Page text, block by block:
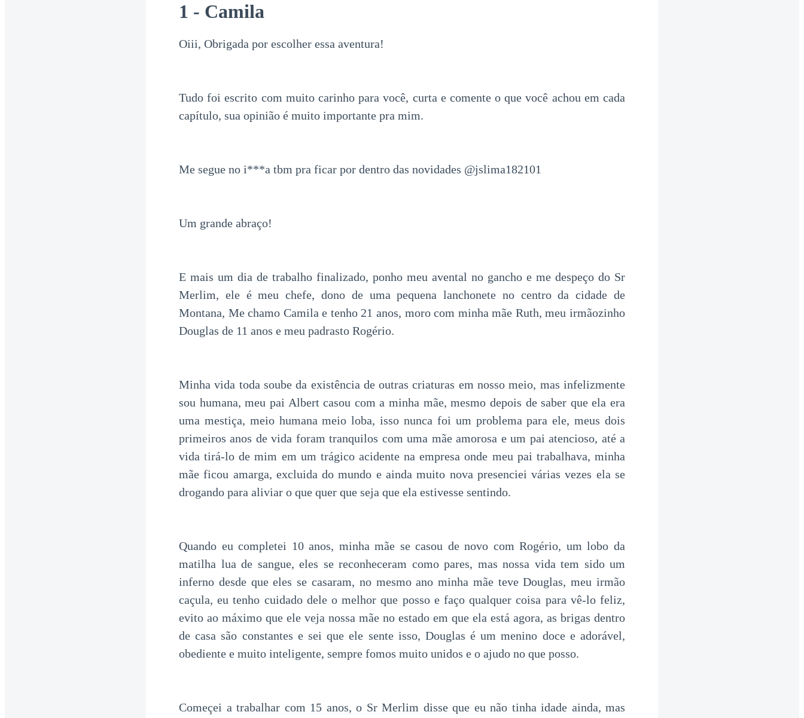
1 - Camila
Oiii, Obrigada por escolher essa aventura!
Tudo foi escrito com muito carinho para você, curta e comente o que você achou em cada
capítulo, sua opinião é muito importante pra mim.
Me segue no i***a tbm pra ficar por dentro das novidades @jslima182101
Um grande abraço!
E mais um dia de trabalho finalizado, ponho meu avental no gancho e me despeço do Sr
Merlim, ele é meu chefe, dono de uma pequena lanchonete no centro da cidade de
Montana, Me chamo Camila e tenho 21 anos, moro com minha mãe Ruth, meu irmãozinho
Douglas de 11 anos e meu padrasto Rogério.
Minha vida toda soube da existência de outras criaturas em nosso meio, mas infelizmente
sou humana, meu pai Albert casou com a minha mãe, mesmo depois de saber que ela era
uma mestiça, meio humana meio loba, isso nunca foi um problema para ele, meus dois
primeiros anos de vida foram tranquilos com uma mãe amorosa e um pai atencioso, até a
vida tirá-lo de mim em um trágico acidente na empresa onde meu pai trabalhava, minha
mãe ficou amarga, excluida do mundo e ainda muito nova presenciei várias vezes ela se
drogando para aliviar o que quer que seja que ela estivesse sentindo.
Quando eu completei 10 anos, minha mãe se casou de novo com Rogério, um lobo da
matilha lua de sangue, eles se reconheceram como pares, mas nossa vida tem sido um
inferno desde que eles se casaram, no mesmo ano minha mãe teve Douglas, meu irmão
caçula, eu tenho cuidado dele o melhor que posso e faço qualquer coisa para vê-lo feliz,
evito ao máximo que ele veja nossa mãe no estado em que ela está agora, as brigas dentro
de casa são constantes e sei que ele sente isso, Douglas é um menino doce e adorável,
obediente e muito inteligente, sempre fomos muito unidos e o ajudo no que posso.
Começei a trabalhar com 15 anos, o Sr Merlim disse que eu não tinha idade ainda, mas